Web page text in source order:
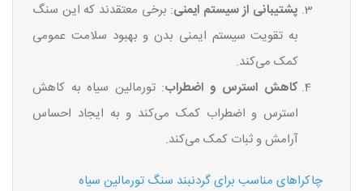
پشتیبانی از سیستم ایمنی: برخی معتقدند که این سنگ
به تقویت سیستم ایمنی بدن و بهبود سلامت عمومی
کمک می‌کند.
کاهش استرس و اضطراب: تورمالین سیاه به کاهش
استرس و اضطراب کمک می‌کند و به ایجاد احساس
آرامش و ثبات کمک می‌کند.
چاکراهای مناسب برای گردنبند سنگ تورمالین سیاه